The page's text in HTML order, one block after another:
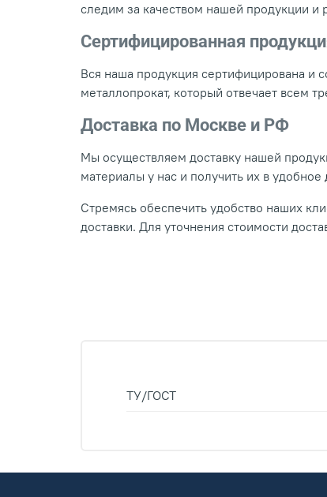
следим за качеством нашей продукции
Сертифицированная
Вся наша продукция сертифицирована и
металлопрокат, который отвечает всем
Доставка по Москве и РФ
Мы осуществляем доставку нашей
материалы у нас и получить их в удобное
Стремясь обеспечить удобство наших
доставки. Для уточнения стоимости
ТУ/ГОСТ